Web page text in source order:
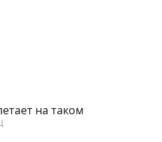
на таком